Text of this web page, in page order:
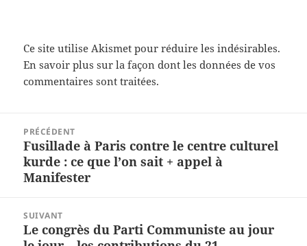
Ce site utilise Akismet pour réduire les indésirables.
En savoir plus sur la façon dont les données de vos
commentaires sont traitées.
l’article
PRÉCÉDENT
Article
précédent :
Fusillade à Paris contre le centre culturel
kurde : ce que l’on sait + appel à
Manifester
SUIVANT
Article
Le congrès du Parti Communiste au jour